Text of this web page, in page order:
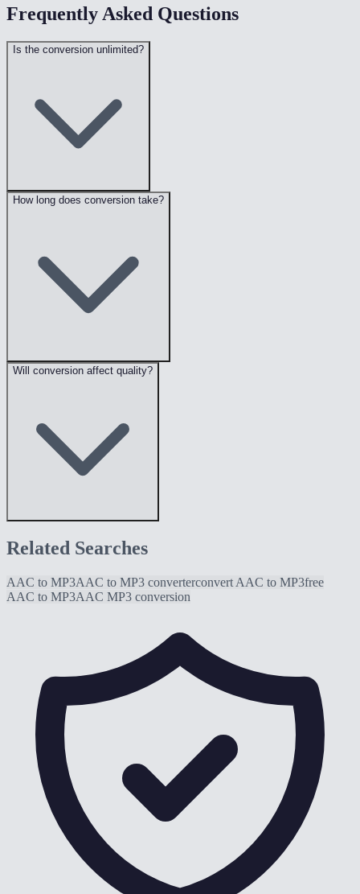
Frequently Asked Questions
Is the conversion unlimited?
How long does conversion take?
Will conversion affect quality?
Related Searches
AAC to MP3AAC to MP3 converterconvert AAC to MP3free
AAC to MP3AAC MP3 conversion